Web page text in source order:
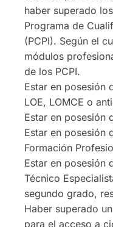
haber superado
Programa de
(PCPI). Según el
módulos
de los PCPI.
Estar en posesión
LOE, LOMCE o
Estar en posesión
Estar en posesión
Formación
Estar en posesión
Técnico
segundo grado,
Haber superado
para el acceso a